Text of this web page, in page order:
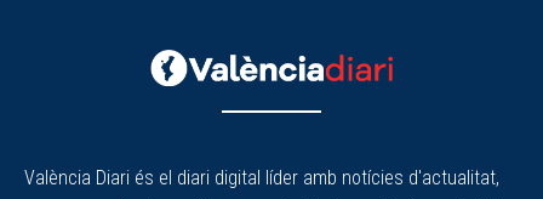
València Diari és el diari digital líder amb notícies d'actualitat,